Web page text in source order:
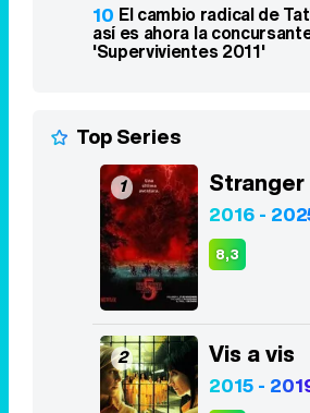
10 El cambio radical de
así es ahora la
'Supervivientes 2011'
Top Series
1 Stranger
2016 -
8,3
2 Vis a vis
2015 -